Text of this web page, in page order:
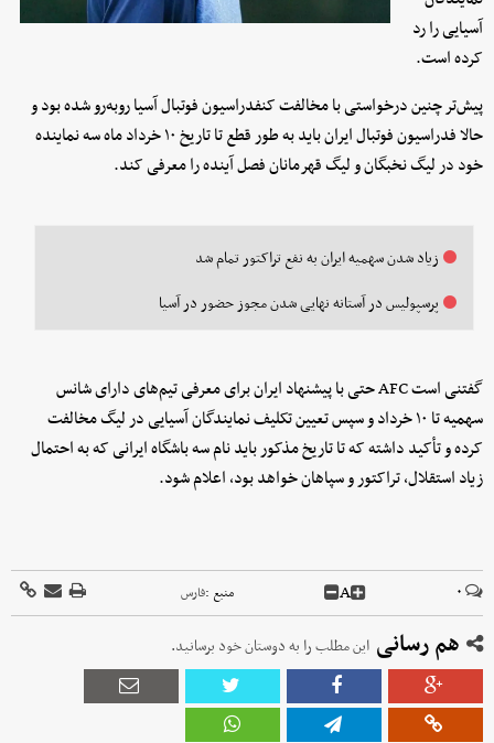
آسیایی را رد
کرده است.
پیش‌تر چنین درخواستی با مخالفت کنفدراسیون فوتبال آسیا روبه‌رو شده بود و
حالا فدراسیون فوتبال ایران باید به طور قطع تا تاریخ ۱۰ خرداد ماه سه نماینده
خود در لیگ نخبگان و لیگ قهرمانان فصل آینده را معرفی کند.
زیاد شدن سهمیه ایران به نفع تراکتور تمام شد
پرسپولیس در آستانه نهایی شدن مجوز حضور در آسیا
گفتنی است AFC حتی با پیشنهاد ایران برای معرفی تیم‌های دارای شانس
سهمیه تا ۱۰ خرداد و سپس تعیین‌ تکلیف نمایندگان آسیایی در لیگ مخالفت
کرده و تأکید داشته که تا تاریخ مذکور باید نام سه باشگاه ایرانی که به احتمال
زیاد استقلال، تراکتور و سپاهان خواهد بود، اعلام شود.
۰ A منبع :فارس
هم رسانی این مطلب را به دوستان خود برسانید.